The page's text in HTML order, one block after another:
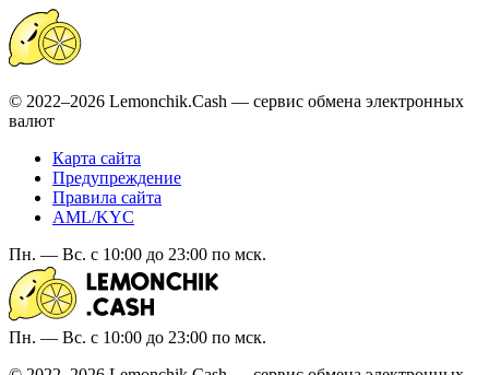
© 2022–2026 Lemonchik.Cash — сервис обмена электронных
валют
Карта сайта
Предупреждение
Правила сайта
AML/KYC
Пн. — Вс. с 10:00 до 23:00 по мск.
Пн. — Вс. с 10:00 до 23:00 по мск.